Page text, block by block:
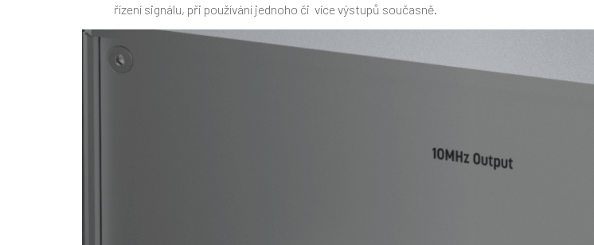
řízení signálu, při používání jednoho či více výstupů současně.